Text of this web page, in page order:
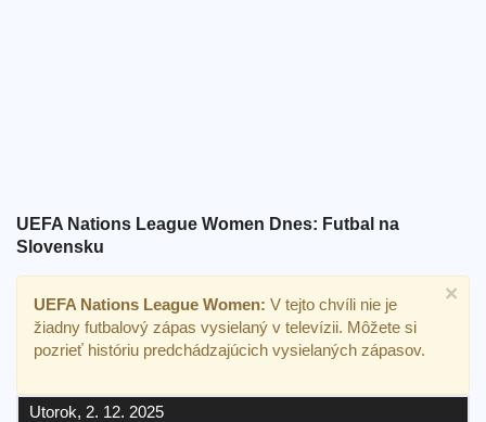
UEFA Nations League Women Dnes: Futbal na
Slovensku
×
UEFA Nations League Women: V tejto chvíli nie je
žiadny futbalový zápas vysielaný v televízii. Môžete si
pozrieť históriu predchádzajúcich vysielaných zápasov.
Utorok, 2. 12. 2025